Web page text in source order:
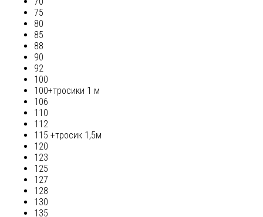
75
80
85
88
90
92
100
100+тросики 1 м
106
110
112
115 +тросик 1,5м
120
123
125
127
128
130
135